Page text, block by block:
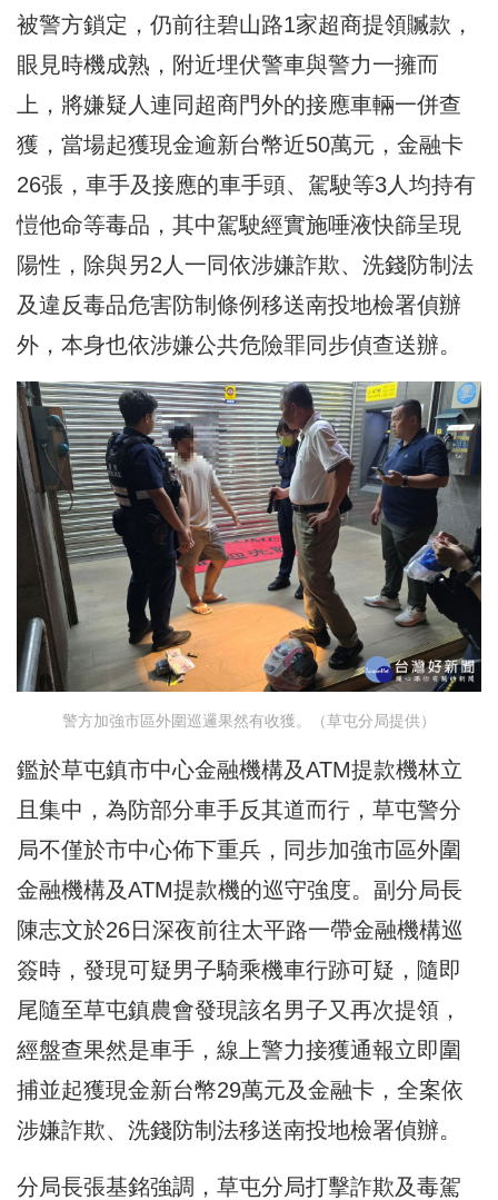
被警方鎖定，仍前往碧山路1家超商提領贓款，
眼見時機成熟，附近埋伏警車與警力一擁而
上，將嫌疑人連同超商門外的接應車輛一併查
獲，當場起獲現金逾新台幣近50萬元，金融卡
26張，車手及接應的車手頭、駕駛等3人均持有
愷他命等毒品，其中駕駛經實施唾液快篩呈現
陽性，除與另2人一同依涉嫌詐欺、洗錢防制法
及違反毒品危害防制條例移送南投地檢署偵辦
外，本身也依涉嫌公共危險罪同步偵查送辦。
警方加強市區外圍巡邏果然有收獲。（草屯分局提供）
鑑於草屯鎮市中心金融機構及ATM提款機林立
且集中，為防部分車手反其道而行，草屯警分
局不僅於市中心佈下重兵，同步加強市區外圍
金融機構及ATM提款機的巡守強度。副分局長
陳志文於26日深夜前往太平路一帶金融機構巡
簽時，發現可疑男子騎乘機車行跡可疑，隨即
尾隨至草屯鎮農會發現該名男子又再次提領，
經盤查果然是車手，線上警力接獲通報立即圍
捕並起獲現金新台幣29萬元及金融卡，全案依
涉嫌詐欺、洗錢防制法移送南投地檢署偵辦。
分局長張基銘強調，草屯分局打擊詐欺及毒駕